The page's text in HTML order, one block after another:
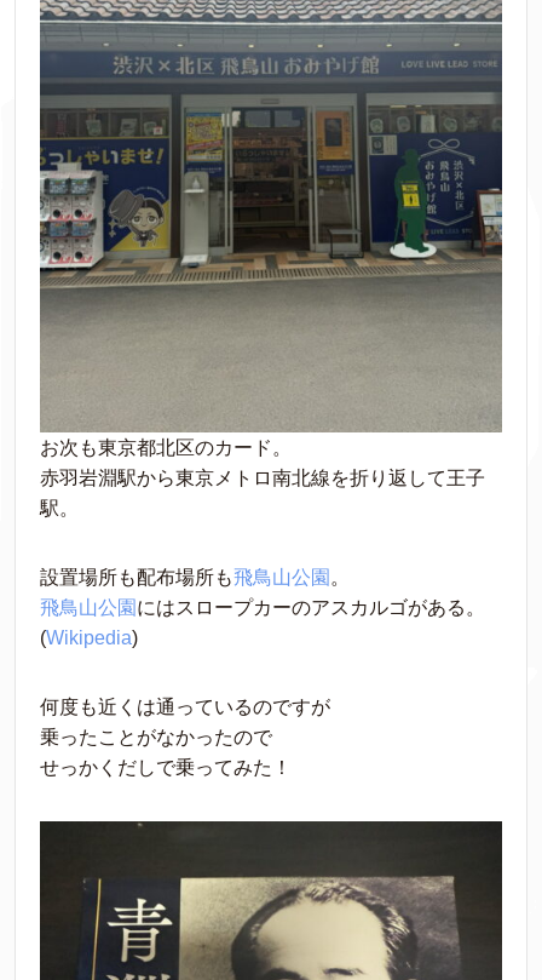
お次も東京都北区のカード。
赤羽岩淵駅から東京メトロ南北線を折り返して王子
駅。
設置場所も配布場所も飛鳥山公園 。
飛鳥山公園 にはスロープカーのアスカルゴがある。
(Wikipedia)
何度も近くは通っているのですが
乗ったことがなかったので
せっかくだしで乗ってみた！